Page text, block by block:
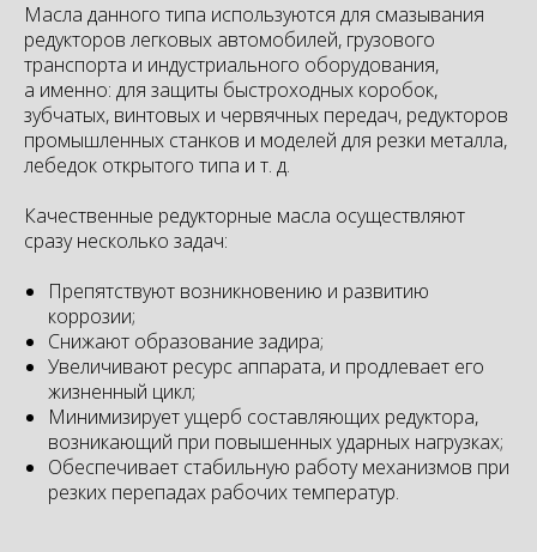
Масла данного типа используются для смазывания
редукторов легковых автомобилей, грузового
транспорта и индустриального оборудования,
а именно: для защиты быстроходных коробок,
зубчатых, винтовых и червячных передач, редукторов
промышленных станков и моделей для резки металла,
лебедок открытого типа и т. д.
Качественные редукторные масла осуществляют
сразу несколько задач:
Препятствуют возникновению и развитию
коррозии;
Снижают образование задира;
Увеличивают ресурс аппарата, и продлевает его
жизненный цикл;
Минимизирует ущерб составляющих редуктора,
возникающий при повышенных ударных нагрузках;
Обеспечивает стабильную работу механизмов при
резких перепадах рабочих температур.